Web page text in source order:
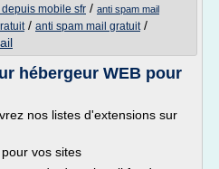
mobile sfr / anti spam mail
/ anti spam mail gratuit/
hébergeur WEB pour
nos listes d'extensions sur
vos sites